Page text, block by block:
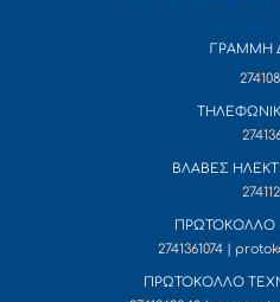
ΓΡΑΜΜΗ
ΒΛΑΒΕΣ
ΠΡΩΤΟΚΟΛΛΟ
2741361074 |
ΠΡΩΤΟΚΟΛΛΟ